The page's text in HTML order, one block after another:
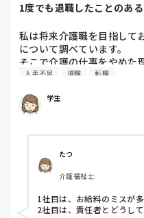
最初の嵐で私のジャニオタ
員がその利用者さんに「こ
らあかんよ(笑)」と言われる
年齢や認知症の事を考えて
が誰と結婚したのか覚えて
1度でも退職したことのあ
私は将来介護職を目指して
について調べています。
そこで介護の仕事をやめた
いただきたいです。(賃金
などでも教えていただける
ご協力お願いします🙇🏻‍♀️
人手不足 退職 転職
学生
たつ
介護福祉士
1社目は、お給料のミスが
2社目は、責任者とどうし